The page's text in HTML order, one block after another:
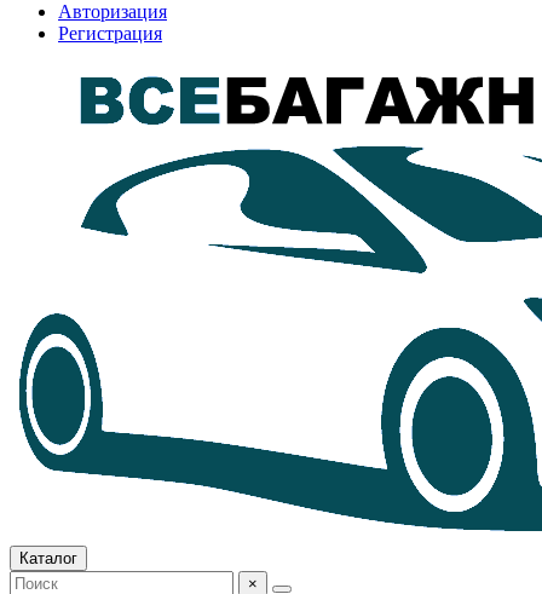
Авторизация
Регистрация
Каталог
×